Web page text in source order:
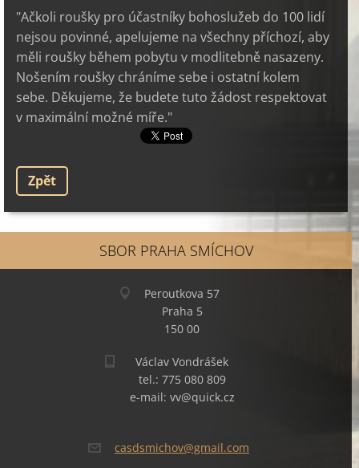
"Ačkoli roušky pro účastníky bohoslužeb do 100 lidí
nejsou povinné, apelujeme na všechny příchozí, aby
měli roušky během pobytu v modlitebně nasazeny.
Nošením roušky chráníme sebe i ostatní kolem
sebe. Děkujeme, že budete tuto žádost respektovat
v maximální možné míře."
Zpět
SBOR PRAHA SMÍCHOV
Peroutkova 57
Praha 5
150 00
Václav Vondrášek
tel.: 775 080 809
e-mail: vv@quick.cz
casdsmichov@gmail.com